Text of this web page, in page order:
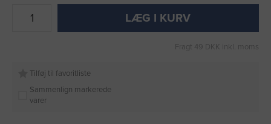
LÆG I KURV
Fragt 49 DKK inkl. moms
Tilføj til favoritliste
Sammenlign markerede
varer